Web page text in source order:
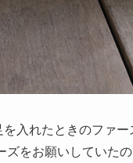
を入れたときのファ
ズをお願いしていた